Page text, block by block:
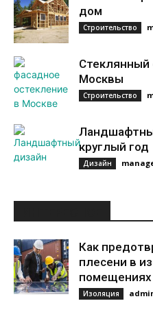
дом
Строительство
Стеклянный
Москвы
Строительство
круглый год
Дизайн
Как
плесени в
помещениях
Изоляция